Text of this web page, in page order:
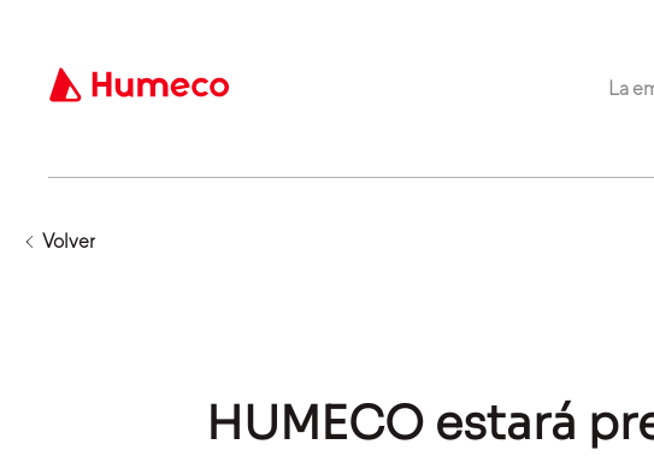
La
Volver
HUMECO estará